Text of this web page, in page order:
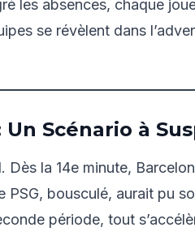
les absences, chaque
se révèlent dans
Scénario à
la 14e minute,
bousculé, aurait pu
période, tout